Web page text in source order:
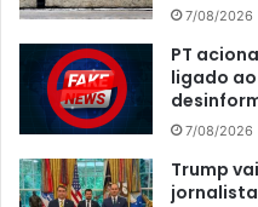
7/08/2026
PT
ligado ao
7/08/2026
Trump